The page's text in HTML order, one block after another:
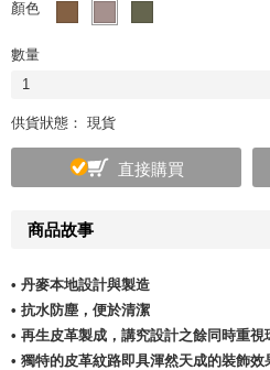
商品故事
• 丹麥本地設計與製造
• 抗水防塵，便於清潔
• 再生皮革製成，講究設計之餘同時重視
• 獨特的皮革紋路即具渾然天成的裝飾效
顏色
數量
1
供貨狀態： 現貨
直接購買